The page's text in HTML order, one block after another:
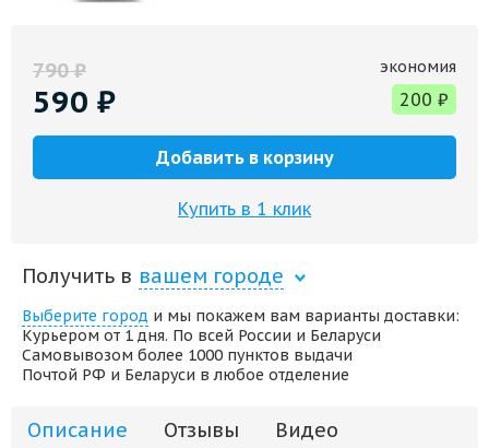
790₽
590 ₽
экономия
200 ₽
Добавить в корзину
Купить в 1 клик
Получить в вашем городе
Выберите город и мы покажем вам варианты доставки:
Курьером от 1 дня. По всей России и Беларуси
Самовывозом более 1000 пунктов выдачи
Почтой РФ и Беларуси в любое отделение
Описание Отзывы Видео